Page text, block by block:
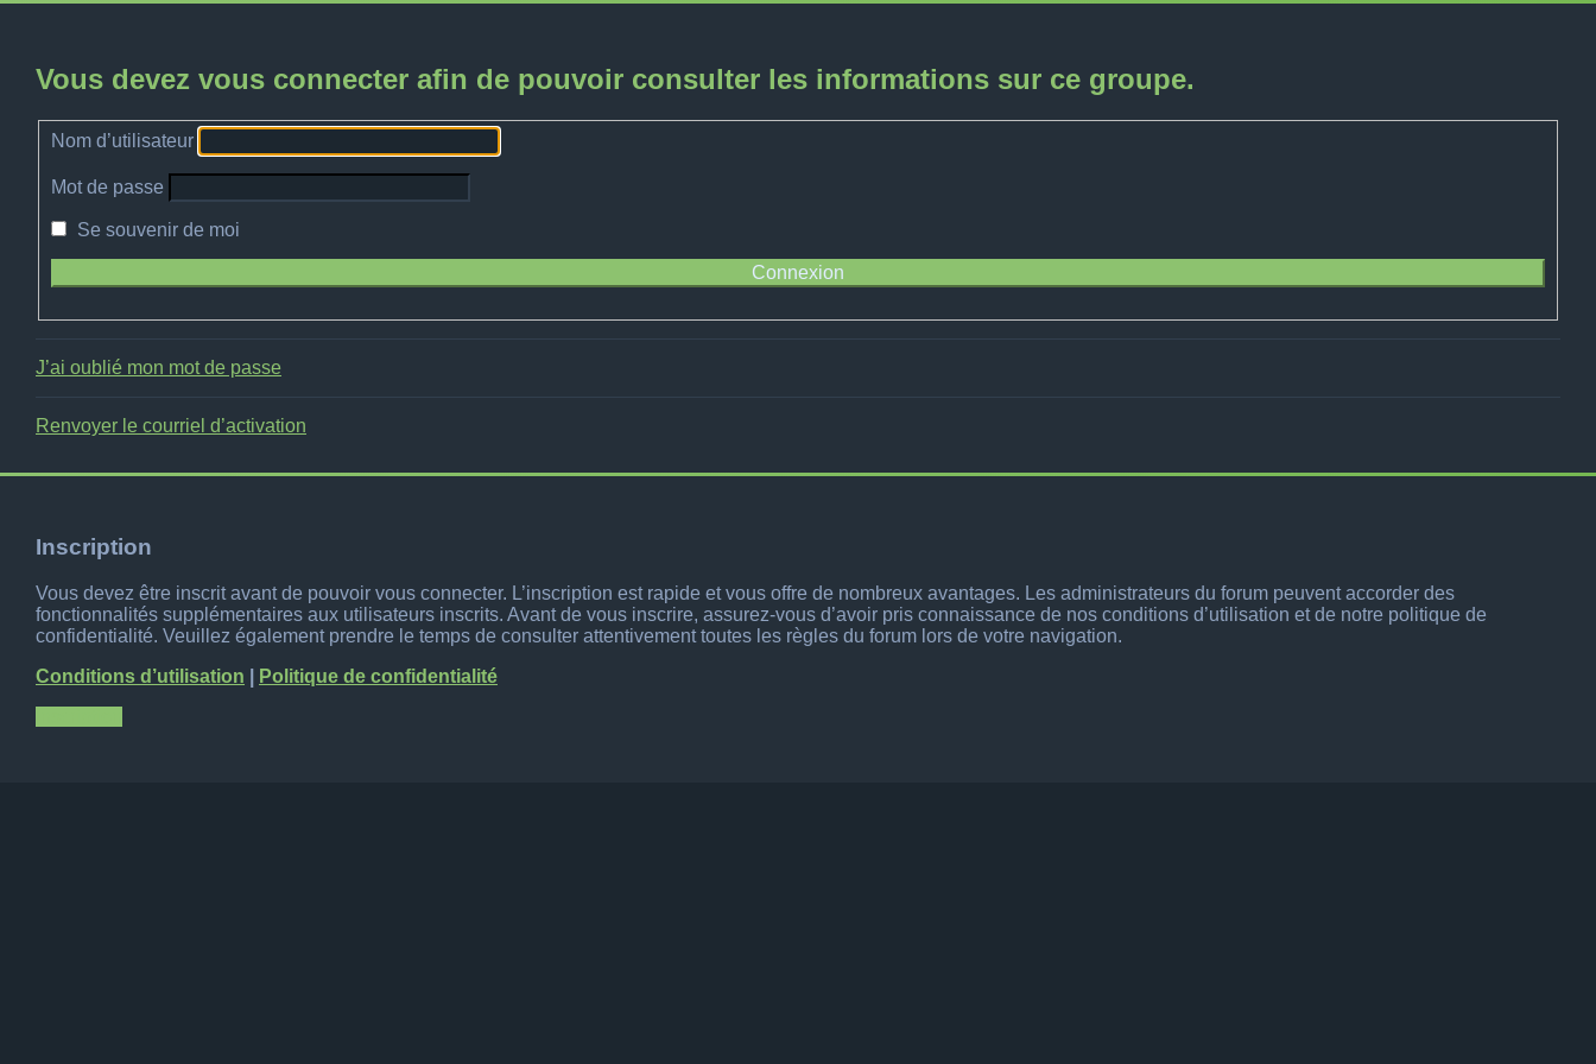
Vous devez vous connecter afin de pouvoir consulter les informations sur ce groupe.
Nom d’utilisateur
Mot de passe
Se souvenir de moi
J’ai oublié mon mot de passe
Renvoyer le courriel d’activation
Inscription
Vous devez être inscrit avant de pouvoir vous connecter. L’inscription est rapide et vous offre de nombreux avantages. Les administrateurs du forum peuvent accorder des
fonctionnalités supplémentaires aux utilisateurs inscrits. Avant de vous inscrire, assurez-vous d’avoir pris connaissance de nos conditions d’utilisation et de notre politique de
confidentialité. Veuillez également prendre le temps de consulter attentivement toutes les règles du forum lors de votre navigation.
Conditions d’utilisation
Politique de confidentialité